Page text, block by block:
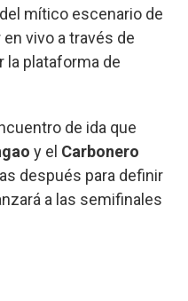
mítico escenario de
vivo a través de
la plataforma de
de ida que
y el Carbonero
después para definir
a las semifinales